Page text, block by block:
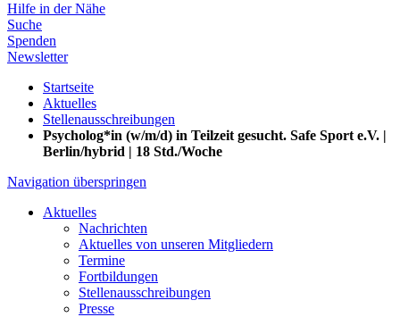
Hilfe in der Nähe
Suche
Spenden
Newsletter
Startseite
Aktuelles
Stellenausschreibungen
Psycholog*in (w/m/d) in Teilzeit gesucht. Safe Sport e.V. |
Berlin/hybrid | 18 Std./Woche
Navigation überspringen
Aktuelles
Nachrichten
Aktuelles von unseren Mitgliedern
Termine
Fortbildungen
Stellenausschreibungen
Presse